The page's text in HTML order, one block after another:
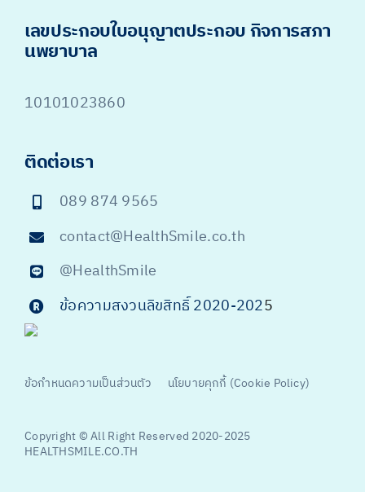
เลขประกอบใบอนุญาตประกอบ กิจการสภา
นพยาบาล
10101023860
ติดต่อเรา
089 874 9565
contact@HealthSmile.co.th
@HealthSmile
ข้อความสงวนลิขสิทธิ์ 2020-2025
ข้อกำหนดความเป็นส่วนตัว นโยบายคุกกี้ (Cookie Policy)
Copyright © All Right Reserved 2020-2025
HEALTHSMILE.CO.TH